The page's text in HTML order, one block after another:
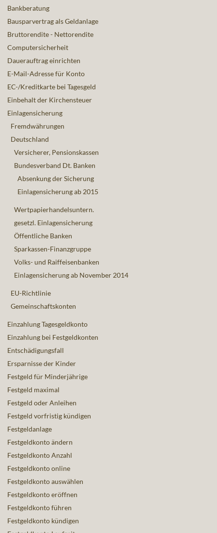
Bankberatung
Bausparvertrag als Geldanlage
Bruttorendite - Nettorendite
Computersicherheit
Dauerauftrag einrichten
E-Mail-Adresse für Konto
EC-/Kreditkarte bei Tagesgeld
Einbehalt der Kirchensteuer
Einlagensicherung
Fremdwährungen
Deutschland
Versicherer, Pensionskassen
Bundesverband Dt. Banken
Absenkung der Sicherung
Einlagensicherung ab 2015
Wertpapierhandelsuntern.
gesetzl. Einlagensicherung
Öffentliche Banken
Sparkassen-Finanzgruppe
Volks- und Raiffeisenbanken
Einlagensicherung ab November 2014
EU-Richtlinie
Gemeinschaftskonten
Einzahlung Tagesgeldkonto
Einzahlung bei Festgeldkonten
Entschädigungsfall
Ersparnisse der Kinder
Festgeld für Minderjährige
Festgeld maximal
Festgeld oder Anleihen
Festgeld vorfristig kündigen
Festgeldanlage
Festgeldkonto ändern
Festgeldkonto Anzahl
Festgeldkonto online
Festgeldkonto auswählen
Festgeldkonto eröffnen
Festgeldkonto führen
Festgeldkonto kündigen